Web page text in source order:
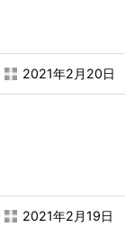
2021年2月20日
2021年2月19日